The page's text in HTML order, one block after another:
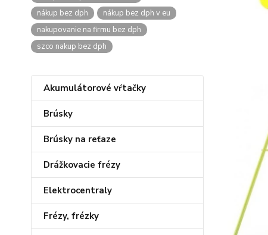
nákup bez dph
nákup bez dph v eu
nakupovanie na firmu bez dph
szco nakup bez dph
Akumulátorové vŕtačky
Brúsky
Brúsky na reťaze
Drážkovacie frézy
Elektrocentraly
Frézy, frézky